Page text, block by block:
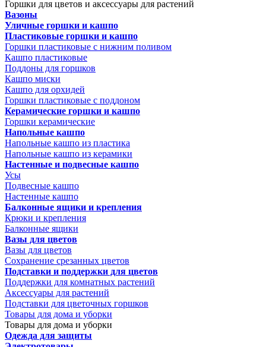
Горшки для цветов и аксессуары для растений
Вазоны
Уличные горшки и кашпо
Пластиковые горшки и кашпо
Горшки пластиковые с нижним поливом
Кашпо пластиковые
Поддоны для горшков
Кашпо миски
Кашпо для орхидей
Горшки пластиковые с поддоном
Керамические горшки и кашпо
Горшки керамические
Напольные кашпо
Напольные кашпо из пластика
Напольные кашпо из керамики
Настенные и подвесные кашпо
Усы
Подвесные кашпо
Настенные кашпо
Балконные ящики и крепления
Крюки и крепления
Балконные ящики
Вазы для цветов
Вазы для цветов
Сохранение срезанных цветов
Подставки и поддержки для цветов
Поддержки для комнатных растений
Аксессуары для растений
Подставки для цветочных горшков
Товары для дома и уборки
Товары для дома и уборки
Одежда для защиты